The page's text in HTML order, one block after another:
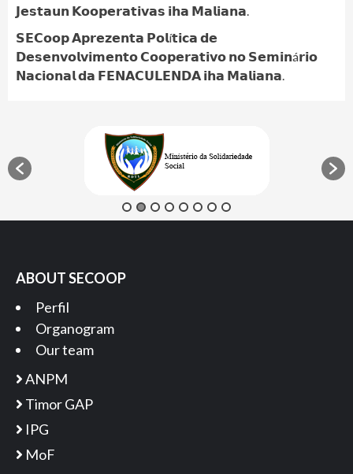
𝗝𝗲𝘀𝘁𝗮𝘂𝗻 𝗞𝗼𝗼𝗽𝗲𝗿𝗮𝘁𝗶𝘃𝗮𝘀 𝗶𝗵𝗮 𝗠𝗮𝗹𝗶𝗮𝗻𝗮.
𝗦𝗘𝗖𝗼𝗼𝗽 𝗔𝗽𝗿𝗲𝘇𝗲𝗻𝘁𝗮 𝗣𝗼𝗹í𝘁𝗶𝗰𝗮 𝗱𝗲
𝗗𝗲𝘀𝗲𝗻𝘃𝗼𝗹𝘃𝗶𝗺𝗲𝗻𝘁𝗼 𝗖𝗼𝗼𝗽𝗲𝗿𝗮𝘁𝗶𝘃𝗼 𝗻𝗼 𝗦𝗲𝗺𝗶𝗻á𝗿𝗶𝗼
𝗡𝗮𝗰𝗶𝗼𝗻𝗮𝗹 𝗱𝗮 𝗙𝗘𝗡𝗔𝗖𝗨𝗟𝗘𝗡𝗗𝗔 𝗶𝗵𝗮 𝗠𝗮𝗹𝗶𝗮𝗻𝗮.
ABOUT SECOOP
Perfil
Organogram
Our team
ANPM
Timor GAP
IPG
MoF